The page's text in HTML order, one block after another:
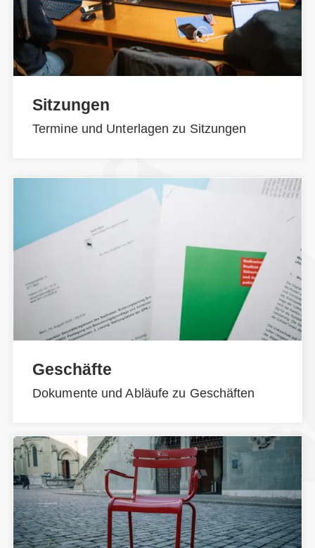
Sitzungen
Termine und Unterlagen zu Sitzungen
Geschäfte
Dokumente und Abläufe zu Geschäften